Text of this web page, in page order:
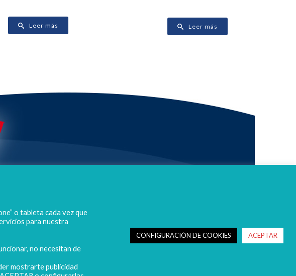
Leer más Leer más
o tableta cada vez que
para nuestra
no necesitan de
mostrarte publicidad
CONFIGURACIÓN DE COOKIES ACEPTAR